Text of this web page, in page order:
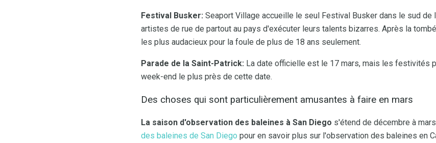
Festival Busker: Seaport Village accueille le seul Festival Busker dans le sud de
artistes de rue de partout au pays d'exécuter leurs talents bizarres. Après la
les plus audacieux pour la foule de plus de 18 ans seulement.
Parade de la Saint-Patrick: La date officielle est le 17 mars, mais les festivités
week-end le plus près de cette date.
Des choses qui sont particulièrement amusantes à faire en mars
La saison d'observation des baleines à San Diego s'étend de décembre à
des baleines de San Diego pour en savoir plus sur l'observation des baleines en